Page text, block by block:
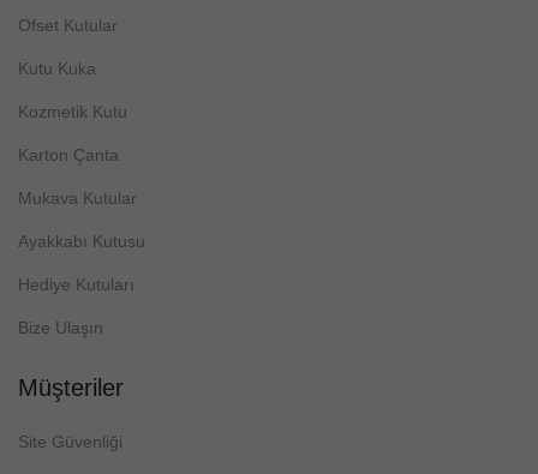
Ofset Kutular
Kutu Kuka
Kozmetik Kutu
Karton Çanta
Mukava Kutular
Ayakkabı Kutusu
Hediye Kutuları
Bize Ulaşın
Müşteriler
Site Güvenliği